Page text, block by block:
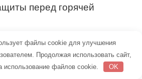
перед горячей
файлы cookie для улучшения
Продолжая использовать сайт,
использование файлов cookie.
OK